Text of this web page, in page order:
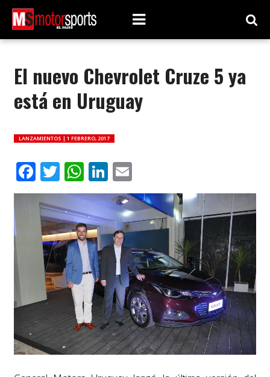
El nuevo Chevrolet Cruze 5 ya
está en Uruguay
LANZAMIENTOS | 1 FEBRERO, 2017
Facebook
Twitter
WhatsApp
LinkedIn
Email